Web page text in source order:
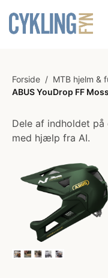
Forside / MTB hjelm &
ABUS YouDrop FF
Dele af indholdet
med hjælp fra AI.